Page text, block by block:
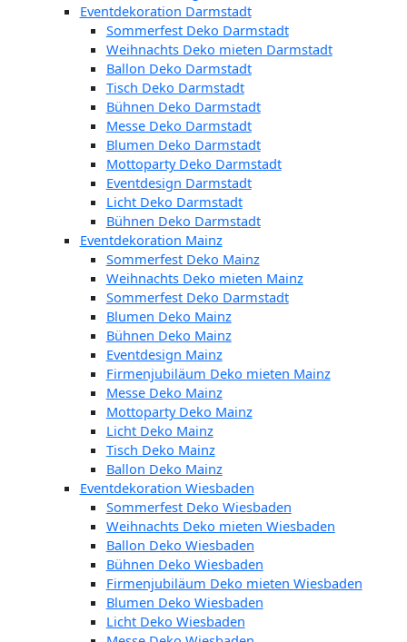
Eventdekoration Darmstadt
Sommerfest Deko Darmstadt
Weihnachts Deko mieten Darmstadt
Ballon Deko Darmstadt
Tisch Deko Darmstadt
Bühnen Deko Darmstadt
Messe Deko Darmstadt
Blumen Deko Darmstadt
Mottoparty Deko Darmstadt
Eventdesign Darmstadt
Licht Deko Darmstadt
Bühnen Deko Darmstadt
Eventdekoration Mainz
Sommerfest Deko Mainz
Weihnachts Deko mieten Mainz
Sommerfest Deko Darmstadt
Blumen Deko Mainz
Bühnen Deko Mainz
Eventdesign Mainz
Firmenjubiläum Deko mieten Mainz
Messe Deko Mainz
Mottoparty Deko Mainz
Licht Deko Mainz
Tisch Deko Mainz
Ballon Deko Mainz
Eventdekoration Wiesbaden
Sommerfest Deko Wiesbaden
Weihnachts Deko mieten Wiesbaden
Ballon Deko Wiesbaden
Bühnen Deko Wiesbaden
Firmenjubiläum Deko mieten Wiesbaden
Blumen Deko Wiesbaden
Licht Deko Wiesbaden